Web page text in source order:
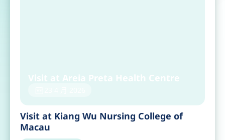
Visit at Areia Preta Health Centre
Visit at Kiang Wu Nursing College of
Macau